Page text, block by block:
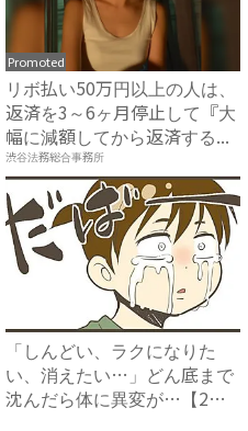
Promoted
リボ払い50万円以上の人は、
返済を3～6ヶ月停止して『大
幅に減額してから返済する...
渋谷法務総合事務所
「しんどい、ラクになりた
い、消えたい…」どん底まで
沈んだら体に異変が…【2人